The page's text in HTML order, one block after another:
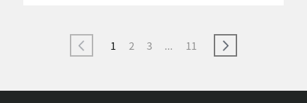
1 2 3 ... 11